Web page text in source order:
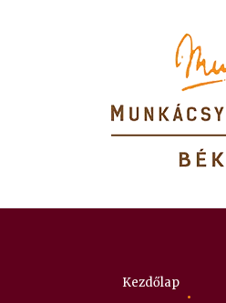
Itt vagy:
Kezdőlap